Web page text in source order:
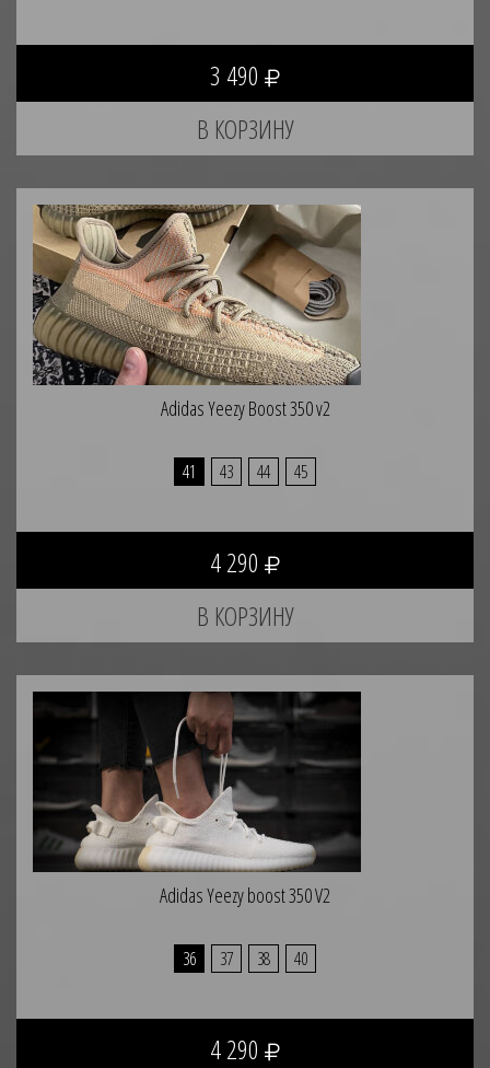
3 490
Adidas Yeezy Boost 350 v2
41 43 44 45
4 290
Adidas Yeezy boost 350 V2
36 37 38 40
4 290